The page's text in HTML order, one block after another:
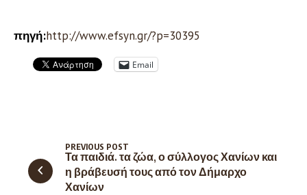
πηγή:http://www.efsyn.gr/?p=30395
Email
Τα παιδιά. τα ζώα, ο σύλλογος Χανίων και
η βράβευσή τους από τον Δήμαρχο
Χανίων
PREVIOUS POST